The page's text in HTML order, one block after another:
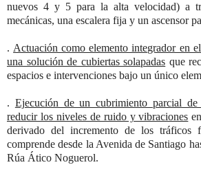
nuevos 4 y 5 para la alta velocidad) a
mecánicas, una escalera fija y un ascensor
.Actuación como elemento integrador en
una solución de cubiertas solapadas que
espacios e intervenciones bajo un único
. Ejecución de un cubrimiento parcial
reducir los niveles de ruido y vibraciones
derivado del incremento de los tráficos
comprende desde la Avenida de Santiago
Rúa Ático Noguerol.